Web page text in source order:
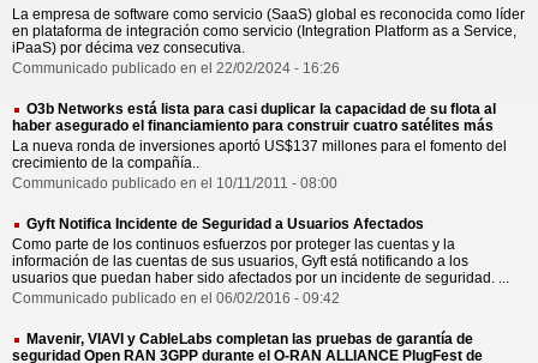
La empresa de software como servicio (SaaS) global es reconocida como líder
en plataforma de integración como servicio (Integration Platform as a Service,
iPaaS) por décima vez consecutiva.
Communicado publicado en el 22/02/2024 - 16:26
O3b Networks está lista para casi duplicar la capacidad de su flota al
haber asegurado el financiamiento para construir cuatro satélites más
La nueva ronda de inversiones aportó US$137 millones para el fomento del
crecimiento de la compañía..
Communicado publicado en el 10/11/2011 - 08:00
Gyft Notifica Incidente de Seguridad a Usuarios Afectados
Como parte de los continuos esfuerzos por proteger las cuentas y la
información de las cuentas de sus usuarios, Gyft está notificando a los
usuarios que puedan haber sido afectados por un incidente de seguridad. ...
Communicado publicado en el 06/02/2016 - 09:42
Mavenir, VIAVI y CableLabs completan las pruebas de garantía de
seguridad Open RAN 3GPP durante el O-RAN ALLIANCE PlugFest de